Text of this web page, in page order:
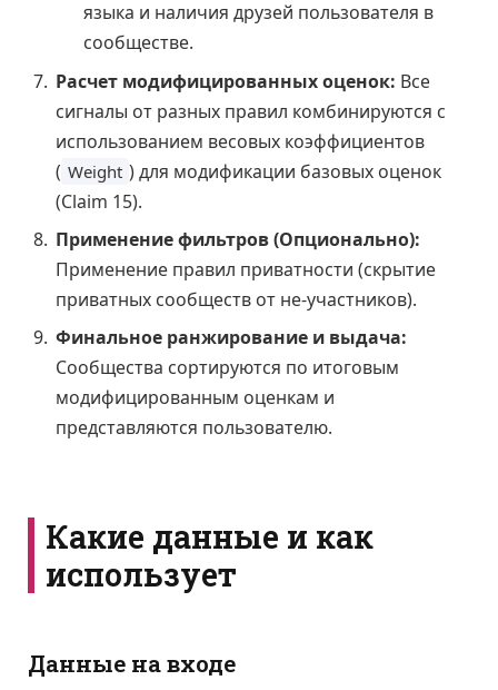
языка и наличия друзей пользователя в
сообществе.
Расчет модифицированных оценок: Все
сигналы от разных правил комбинируются с
использованием весовых коэффициентов
( Weight ) для модификации базовых оценок
(Claim 15).
Применение фильтров (Опционально):
Применение правил приватности (скрытие
приватных сообществ от не-участников).
Финальное ранжирование и выдача:
Сообщества сортируются по итоговым
модифицированным оценкам и
представляются пользователю.
Какие данные и как
использует
Данные на входе